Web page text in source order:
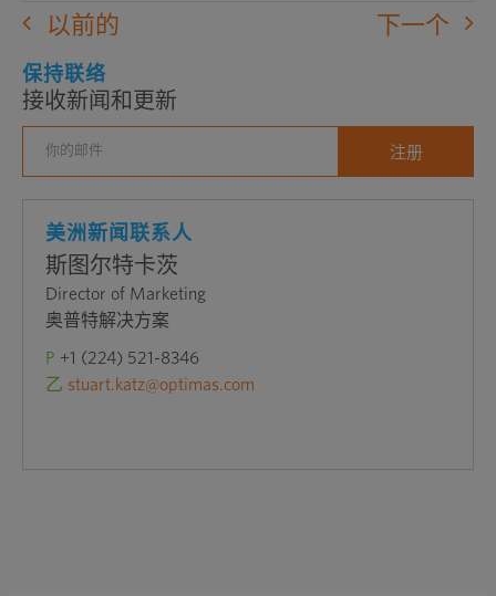
窗
打
网
站
以前的 下一个
保持联络
接收新闻和更新
美洲新闻联系人
斯图尔特卡茨
Director of Marketing
奥普特解决方案
P +1 (224) 521-8346
乙 stuart.katz@optimas.com